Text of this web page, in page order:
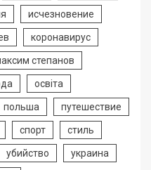
исчезновение
коронавирус
степанов
освіта
польша путешествие
спорт стиль
убийство украина